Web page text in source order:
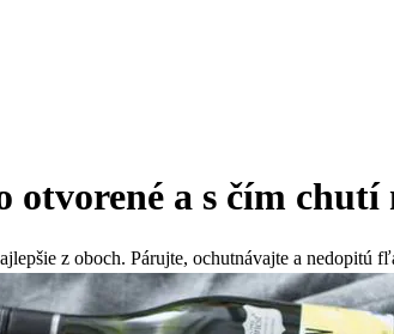
a s čím chutí
z oboch. Párujte, ochutnávajte a nedopitú